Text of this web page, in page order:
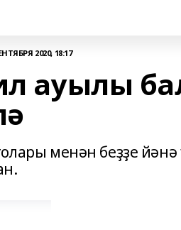
2020, 18:17
ауылы
менән беҙҙе